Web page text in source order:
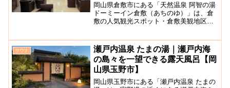
岡山県倉敷市にある「天然温泉 阿智の湯
ドーミーイン倉敷（あちのゆ）」は、倉
敷の人気観光スポット・倉敷美観地区ま
然温泉“阿智の湯”があり、夜通し好きな時
に入浴が可能で...
サウナ
瀬戸内温泉 たまの湯｜瀬戸内海
の島々を一望できる露天風呂【岡
山県玉野市】
岡山県玉野市にある「瀬戸内温泉 たまの